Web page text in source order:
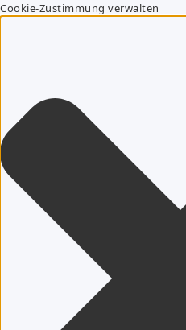
Cookie-Zustimmung verwalten